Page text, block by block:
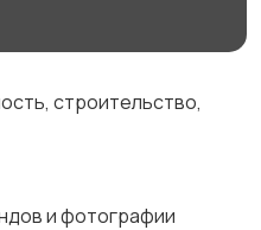
строительство,
и фотографии